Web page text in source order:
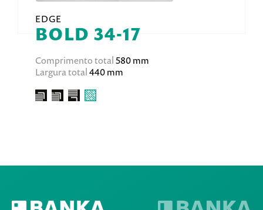
EDGE
BOLD 34-17
Comprimento total580 mm
Largura total440 mm